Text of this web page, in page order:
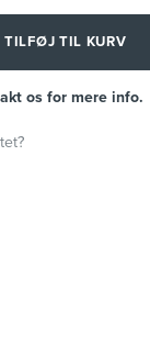
TILFØJ TIL KURV
os for mere info.